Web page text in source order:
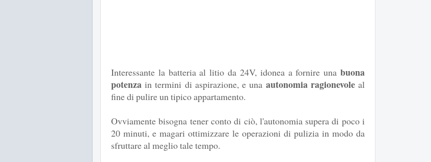
Interessante la batteria al litio da 24V, idonea a fornire una buona
potenza in termini di aspirazione, e una autonomia ragionevoleal
fine di pulire un tipico appartamento.
Ovviamente bisogna tener conto di ciò, l'autonomia supera di poco i
20 minuti, e magari ottimizzare le operazioni di pulizia in modo da
sfruttare al meglio tale tempo.